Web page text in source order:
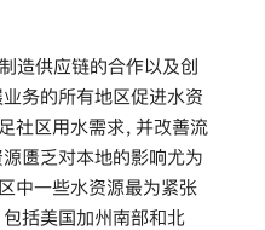
造供应链的合作以及创
务的所有地区促进水资
社区用水需求，并改善流
匮乏对本地的影响尤为
中一些水资源最为紧张
括美国加州南部和北